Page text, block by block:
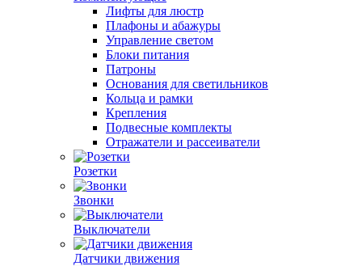
Лифты для люстр
Плафоны и абажуры
Управление светом
Блоки питания
Патроны
Основания для светильников
Кольца и рамки
Крепления
Подвесные комплекты
Отражатели и рассеиватели
Розетки
Звонки
Выключатели
Датчики движения